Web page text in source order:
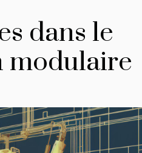
dans le
modulaire